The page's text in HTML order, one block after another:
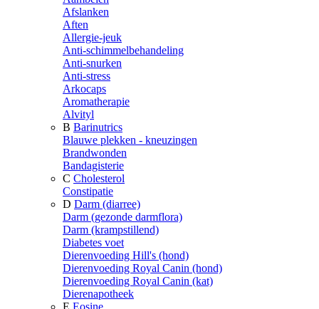
Afslanken
Aften
Allergie-jeuk
Anti-schimmelbehandeling
Anti-snurken
Anti-stress
Arkocaps
Aromatherapie
Alvityl
B Barinutrics
Blauwe plekken - kneuzingen
Brandwonden
Bandagisterie
C Cholesterol
Constipatie
D Darm (diarree)
Darm (gezonde darmflora)
Darm (krampstillend)
Diabetes voet
Dierenvoeding Hill's (hond)
Dierenvoeding Royal Canin (hond)
Dierenvoeding Royal Canin (kat)
Dierenapotheek